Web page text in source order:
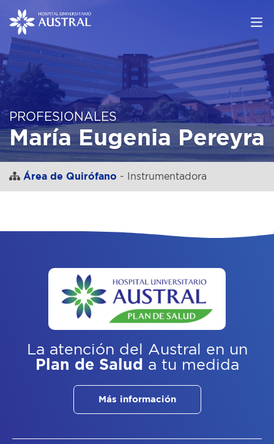
PROFESIONALES
María Eugenia Pereyra
Área de Quirófano - Instrumentadora
La atención del Austral
en un
Plan de Salud a tu medida
Más información